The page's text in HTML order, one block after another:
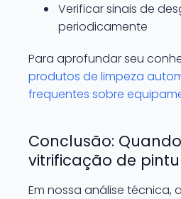
Verificar sinais de
periodicamente
Para aprofundar seu
produtos de limpeza
frequentes sobre
Conclusão:
vitrificação de
Em nossa análise técnica,